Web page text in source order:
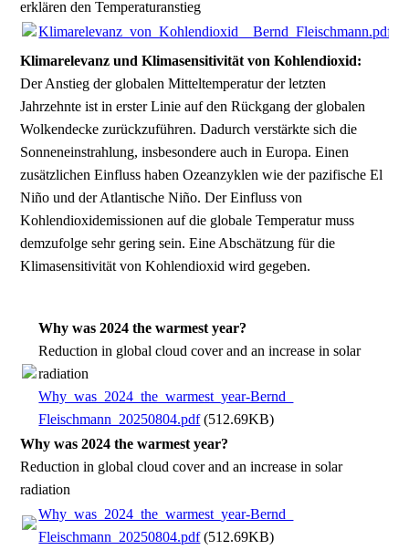
erklären den Temperaturanstieg
Klimarelevanz_von_Kohlendioxid__Bernd_Fleischmann.pdf
Klimarelevanz und Klimasensitivität von Kohlendioxid:
Der Anstieg der globalen Mitteltemperatur der letzten
Jahrzehnte ist in erster Linie auf den Rückgang der globalen
Wolkendecke zurückzuführen. Dadurch verstärkte sich die
Sonneneinstrahlung, insbesondere auch in Europa. Einen
zusätzlichen Einfluss haben Ozeanzyklen wie der pazifische El
Niño und der Atlantische Niño. Der Einfluss von
Kohlendioxidemissionen auf die globale Temperatur muss
demzufolge sehr gering sein. Eine Abschätzung für die
Klimasensitivität von Kohlendioxid wird gegeben.
Why was 2024 the warmest year?
Reduction in global cloud cover and an increase in solar
radiation
Why_was_2024_the_warmest_year-Bernd_
Fleischmann_20250804.pdf(512.69KB)
Why was 2024 the warmest year?
Reduction in global cloud cover and an increase in solar
radiation
Why_was_2024_the_warmest_year-Bernd_
Fleischmann_20250804.pdf(512.69KB)